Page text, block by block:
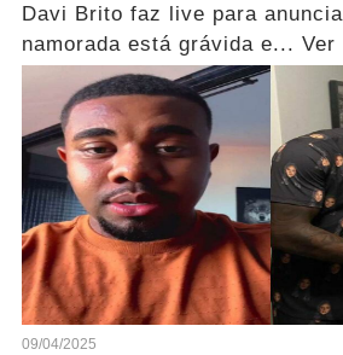
Davi Brito faz live para
namorada está grávida e... Ver
09/04/2025